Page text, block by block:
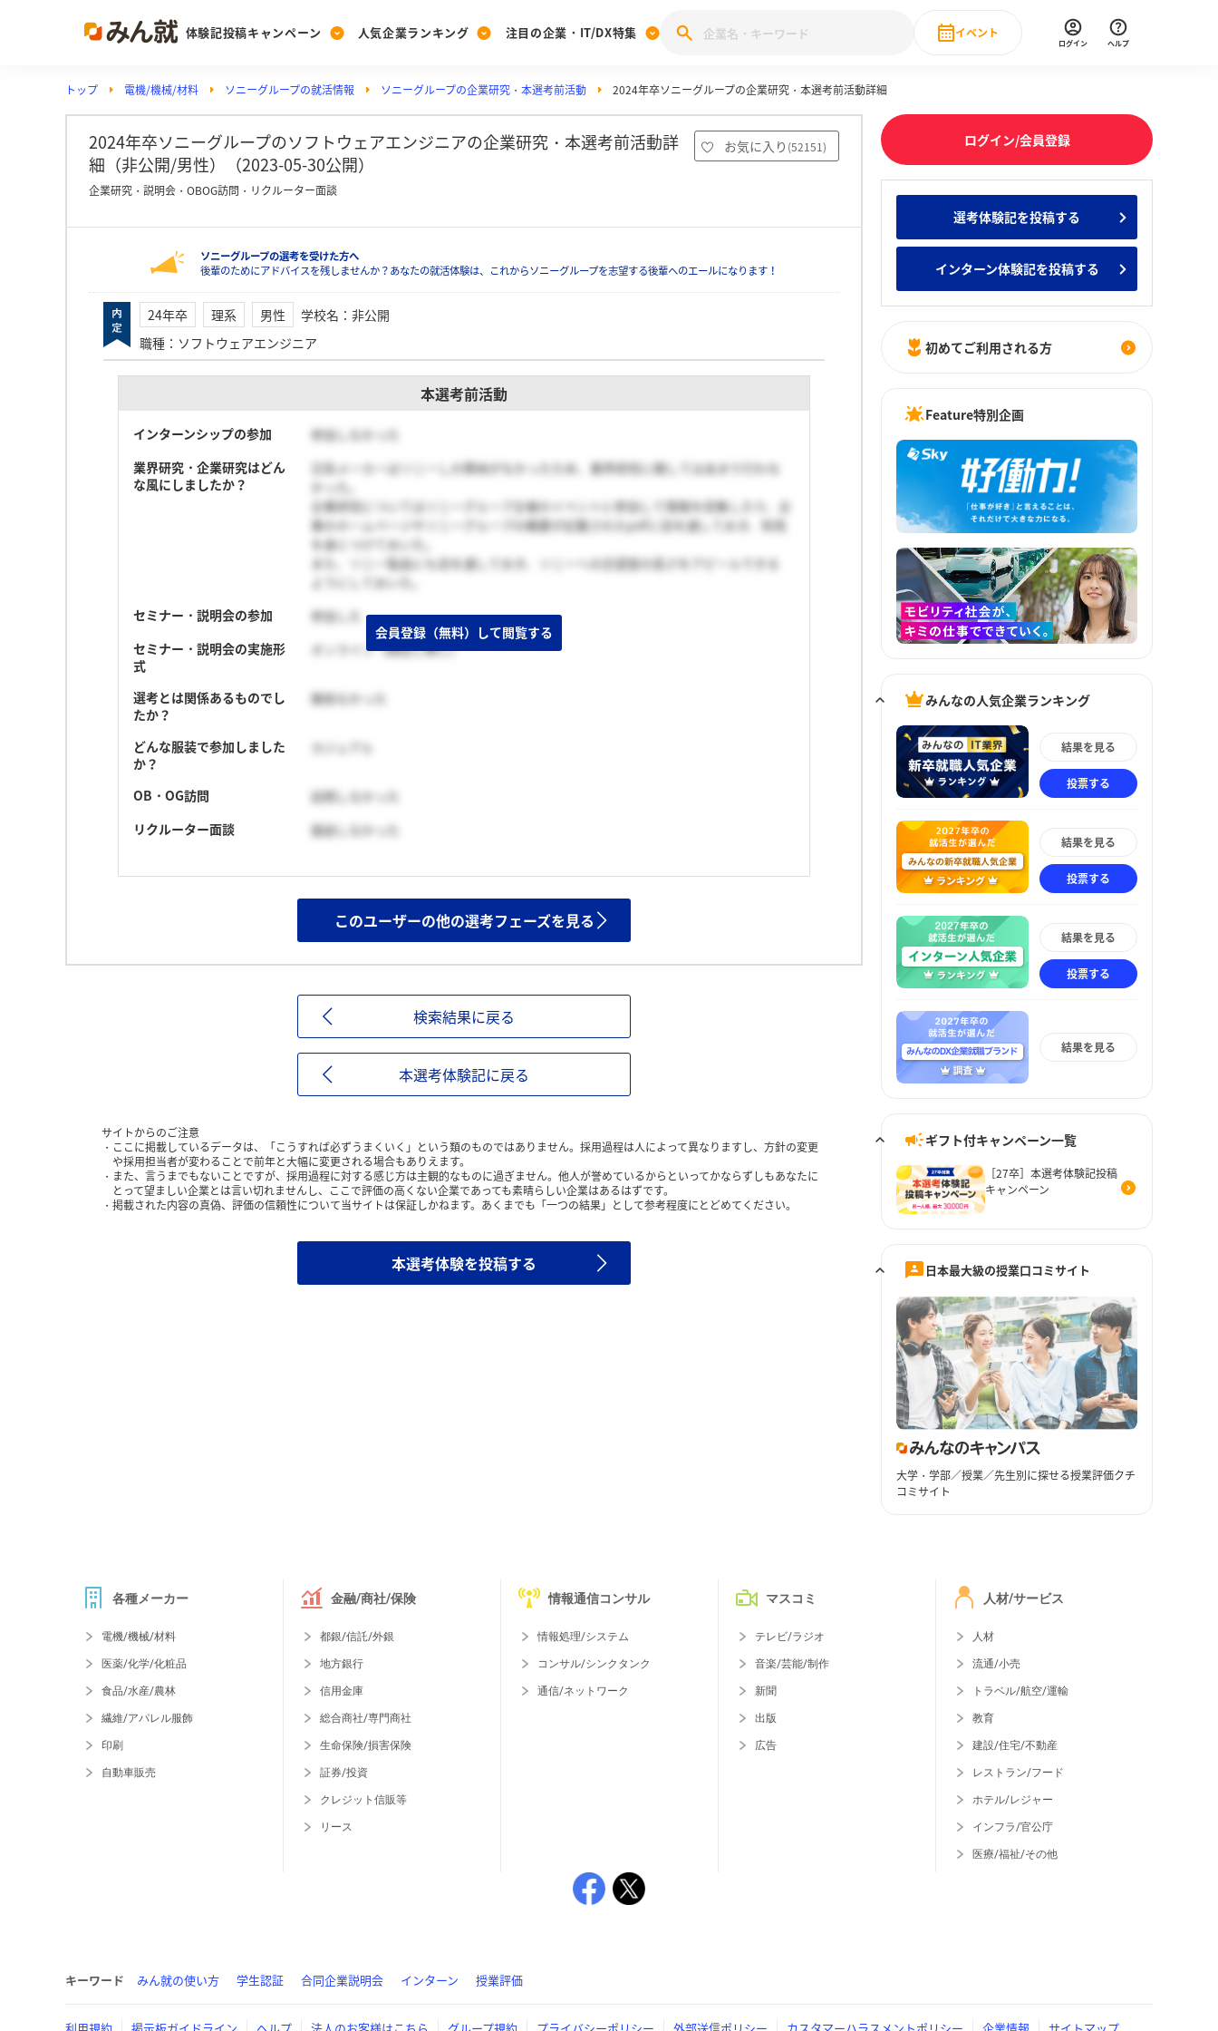
体験記投稿キャンペーン
Post
投稿する
[27卒] 本選考体験記投稿キャンペーン
人気企業ランキング
Ranking
ランキングを見る
みんなのDX企業就職ブランド調査
Vote みんなの新卒就職人気企業ランキング みんなのインターン人気企業ランキ
注目の企業・IT/DX特集
PickUp
注目の企業特集
28卒 IT・DX現場社員インタビュー
動画で知ろう！業界・企業研究
イベント
直近のイベント一覧
ログイン ヘルプ
トップ 電機/機械/材料 ソニーグループの就活情報 ソニーグループの企業研究・本選考前活動 2024年卒ソニーグループの企業研究・本選考前活動詳細
2024年卒ソニーグループのソフトウェアエンジニアの企業研究・本選考前活動詳
細（非公開/男性）（2023-05-30公開）
お気に入り (52151)
企業研究・説明会・OBOG訪問・リクルーター面談
ソニーグループの選考を受けた方へ
後輩のためにアドバイスを残しませんか？あなたの就活体験は、これからソニーグループを志望する後輩へのエールになります！
24年卒 理系 男性 学校名 ： 非公開
職種 ： ソフトウェアエンジニア
本選考前活動
インターンシップの参加
参加しなかった
業界研究・企業研究はどん
な風にしましたか？
日系メーカーはソニーしか興味がなかったため、業界研究に関してはあまり行わな
企業研究についてはソニーグループ主催のイベントに参加して情報を収集したり、企
業のホームページやソニーグループの概要が記載されたpdfに目を通しておき、知見
を身につけておいた。
また、ソニー製品にも目を通しておき、ソニーへの志望度の高さをアピールできる
ようにしておいた。
セミナー・説明会の参加
参加した
セミナー・説明会の実施形
式
オンライン（顔出し無し）
選考とは関係あるものでし
たか？
関係なかった
どんな服装で参加しました
か？
カジュアル
OB・OG訪問
訪問しなかった
リクルーター面談
面談しなかった
会員登録（無料）して閲覧する
このユーザーの他の選考フェーズを見る
検索結果に戻る
本選考体験記に戻る
サイトからのご注意
ここに掲載しているデータは、「こうすれば必ずうまくいく」という類のものではありません。採用過程は人によって異なりますし、方針の変更
や採用担当者が変わることで前年と大幅に変更される場合もありえます。
また、言うまでもないことですが、採用過程に対する感じ方は主観的なものに過ぎません。他人が誉めているからといってかならずしもあなたに
とって望ましい企業とは言い切れませんし、ここで評価の高くない企業であっても素晴らしい企業はあるはずです。
掲載された内容の真偽、評価の信頼性について当サイトは保証しかねます。あくまでも「一つの結果」として参考程度にとどめてください。
本選考体験を投稿する
ログイン/会員登録
選考体験記を投稿する
インターン体験記を投稿する
初めてご利用される方
Feature特別企画
みんなの人気企業ランキング
結果を見る
投票する
結果を見る
投票する
結果を見る
投票する
結果を見る
ギフト付キャンペーン一覧
［27卒］本選考体験記投稿
キャンペーン
日本最大級の授業口コミサイト
大学・学部／授業／先生別に探せる授業評価クチ
コミサイト
各種メーカー
電機/機械/材料
医薬/化学/化粧品
食品/水産/農林
繊維/アパレル服飾
印刷
自動車販売
金融/商社/保険
都銀/信託/外銀
地方銀行
信用金庫
総合商社/専門商社
生命保険/損害保険
証券/投資
クレジット信販等
リース
情報通信コンサル
情報処理/システム
コンサル/シンクタンク
通信/ネットワーク
マスコミ
テレビ/ラジオ
音楽/芸能/制作
新聞
出版
広告
人材/サービス
人材
流通/小売
トラベル/航空/運輸
教育
建設/住宅/不動産
レストラン/フード
ホテル/レジャー
インフラ/官公庁
医療/福祉/その他
キーワード みん就の使い方 学生認証 合同企業説明会 インターン 授業評価